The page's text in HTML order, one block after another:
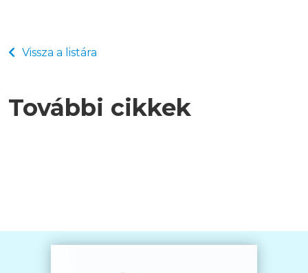
Vissza a listára
További cikkek